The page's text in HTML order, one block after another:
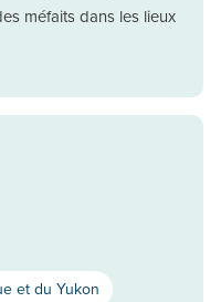
méfaits dans les lieux
et du Yukon